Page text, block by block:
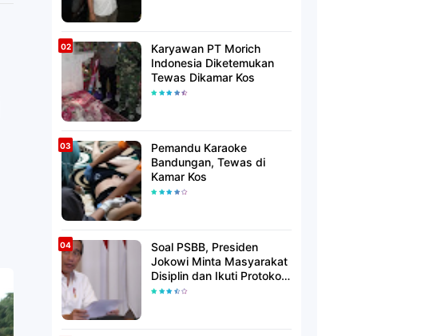
Karyawan PT Morich
Indonesia Diketemukan
Tewas Dikamar Kos
Pemandu Karaoke
Bandungan, Tewas di
Kamar Kos
Soal PSBB, Presiden
Jokowi Minta Masyarakat
Disiplin dan Ikuti Protokol
Kesehatan